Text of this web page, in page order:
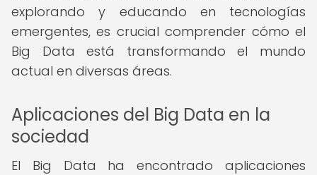
explorando y educando en tecnologías
emergentes, es crucial comprender cómo el
Big Data está transformando el mundo
actual en diversas áreas.
Aplicaciones del Big Data en la
sociedad
El Big Data ha encontrado aplicaciones